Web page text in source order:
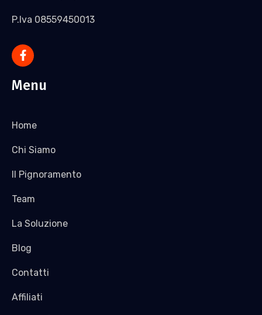
P.Iva 08559450013
Menu
Home
Chi Siamo
Il Pignoramento
Team
La Soluzione
Blog
Contatti
Affiliati